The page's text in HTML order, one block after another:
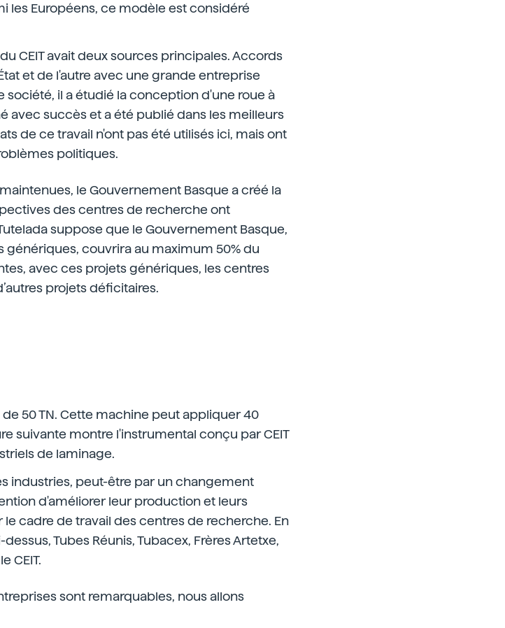
les Européens, ce modèle est considéré
CEIT avait deux sources principales. Accords
et de l'autre avec une grande entreprise
société, il a étudié la conception d'une roue à
avec succès et a été publié dans les meilleurs
de ce travail n'ont pas été utilisés ici, mais ont
politiques.
le Gouvernement Basque a créé la
des centres de recherche ont
suppose que le Gouvernement Basque,
couvrira au maximum 50% du
avec ces projets génériques, les centres
projets déficitaires.
50 TN. Cette machine peut appliquer 40
suivante montre l'instrumental conçu par CEIT
de laminage.
industries, peut-être par un changement
d'améliorer leur production et leurs
cadre de travail des centres de recherche. En
Tubes Réunis, Tubacex, Frères Artetxe,
CEIT.
sont remarquables, nous allons